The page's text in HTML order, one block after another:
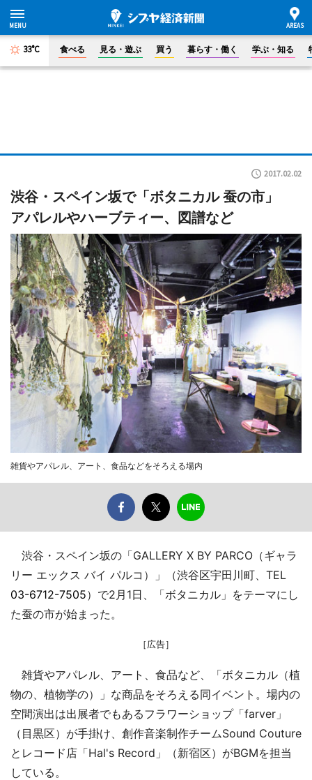
33°C 食べる 見る・遊ぶ 買う 暮らす・働く 学ぶ・知る
2017.02.02
渋谷・スペイン坂で「ボタニカル 蚕の市」
アパレルやハーブティー、図譜など
雑貨やアパレル、アート、食品などをそろえる場内
渋谷・スペイン坂の「GALLERY X BY PARCO（ギャラ
リー エックス バイ パルコ）」（渋谷区宇田川町、TEL
03-6712-7505）で2月1日、「ボタニカル」をテーマにし
た蚕の市が始まった。
［広告］
雑貨やアパレル、アート、食品など、「ボタニカル（植
物の、植物学の）」な商品をそろえる同イベント。場内の
空間演出は出展者でもあるフラワーショップ「farver」
（目黒区）が手掛け、創作音楽制作チームSound Couture
とレコード店「Hal's Record」（新宿区）がBGMを担当
している。